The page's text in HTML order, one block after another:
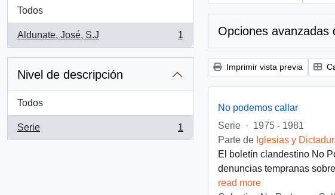
Todos
Aldunate, José, S.J
, 1 resultados
1
Nivel de descripción
Todos
Serie
, 1 resultados
1
Opciones avanzadas
Imprimir vista previa
No podemos callar
Serie · 1975 - 1981
Parte de Iglesias y
El boletín clandestino No
denuncias tempranas
read more